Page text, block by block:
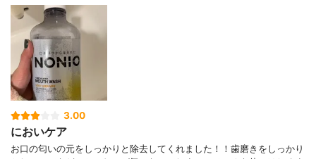
3.00
においケア
お口の匂いの元をしっかりと除去してくれました！！歯磨きをしっかり